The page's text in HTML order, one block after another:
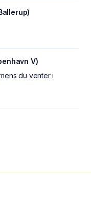
V)
du venter i